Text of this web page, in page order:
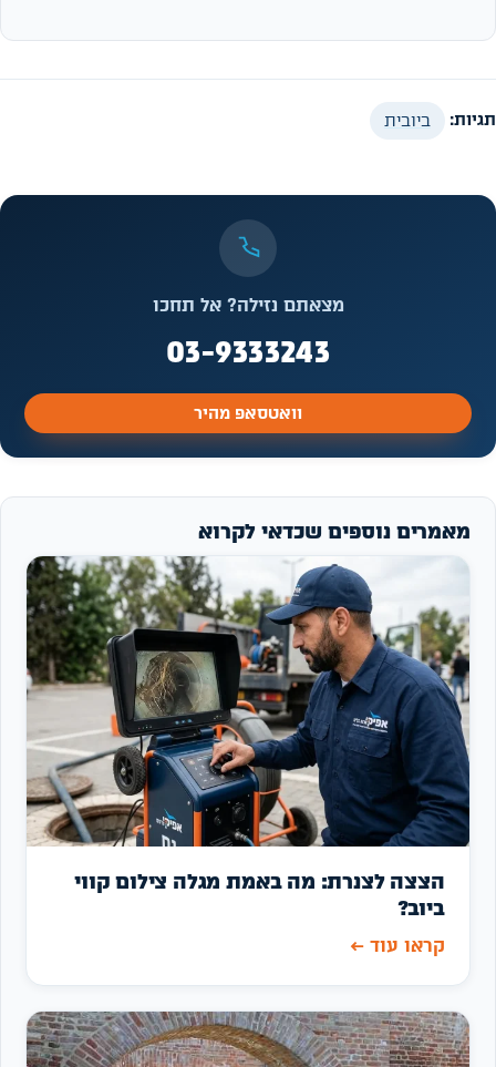
תגיות: ביובית
מצאתם נזילה? אל תחכו
03-9333243
וואטסאפ מהיר
מאמרים נוספים שכדאי לקרוא
הצצה לצנרת: מה באמת מגלה צילום קווי
ביוב?
קראו עוד←